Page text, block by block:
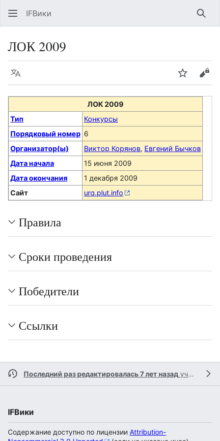
IFВики
ЛОК 2009
Язык Следить
ЛОК 2009
Тип
Конкурсы
Порядковый номер 6
Организатор(ы)
Виктор Корянов, Евгений Бычков
Дата начала
15 июня 2009
Дата окончания
1 декабря 2009
Сайт
urq.plut.info
Правила
Сроки проведения
Победители
Ссылки
Последний раз редактировалась 7 лет назад участником
IFВики
Содержание доступно по лицензии Attribution-